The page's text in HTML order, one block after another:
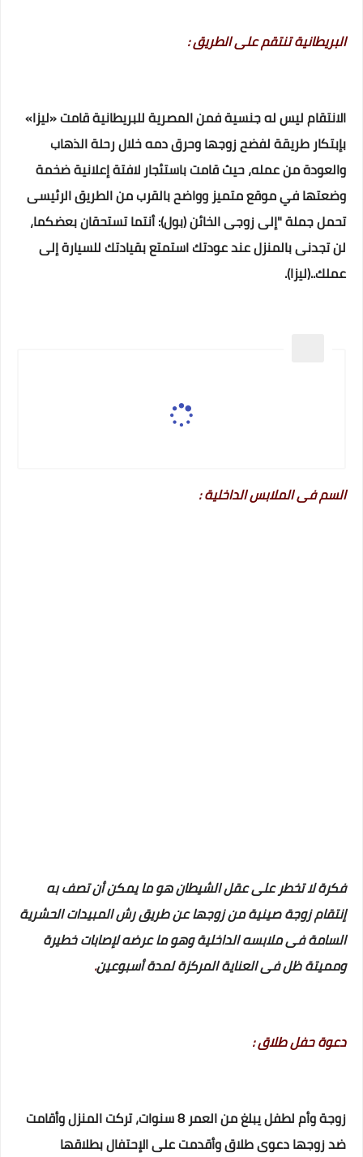
البريطانية تنتقم على الطريق :
الانتقام ليس له جنسية فمن المصرية للبريطانية قامت «ليزا»
بإبتكار طريقة لفضح زوجها وحرق دمه خلال رحلة الذهاب
والعودة من عمله، حيث قامت باستئجار لافتة إعلانية ضخمة
وضعتها في موقع متميز وواضح بالقرب من الطريق الرئيسى
تحمل جملة "إلى زوجى الخائن (بول): أنتما تستحقان بعضكما،
لن تجدنى بالمنزل عند عودتك استمتع بقيادتك للسيارة إلى
عملك..(ليزا).
السم فى الملابس الداخلية :
فكرة لا تخطر على عقل الشيطان هو ما يمكن أن تصف به
إنتقام زوجة صينية من زوجها عن طريق رش المبيدات الحشرية
السامة فى ملابسه الداخلية وهو ما عرضه لإصابات خطيرة
ومميتة ظل فى العناية المركزة لمدة أسبوعين.
دعوة حفل طلاق :
زوجة وأم لطفل يبلغ من العمر 8 سنوات، تركت المنزل وأقامت
ضد زوجها دعوى طلاق وأقدمت على الإحتفال بطلاقها